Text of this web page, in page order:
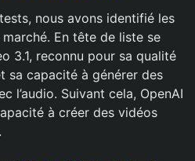
nous avons identifié les
En tête de liste se
3.1, reconnu pour sa qualité
sa capacité à générer des
l’audio. Suivant cela, OpenAI
à créer des vidéos